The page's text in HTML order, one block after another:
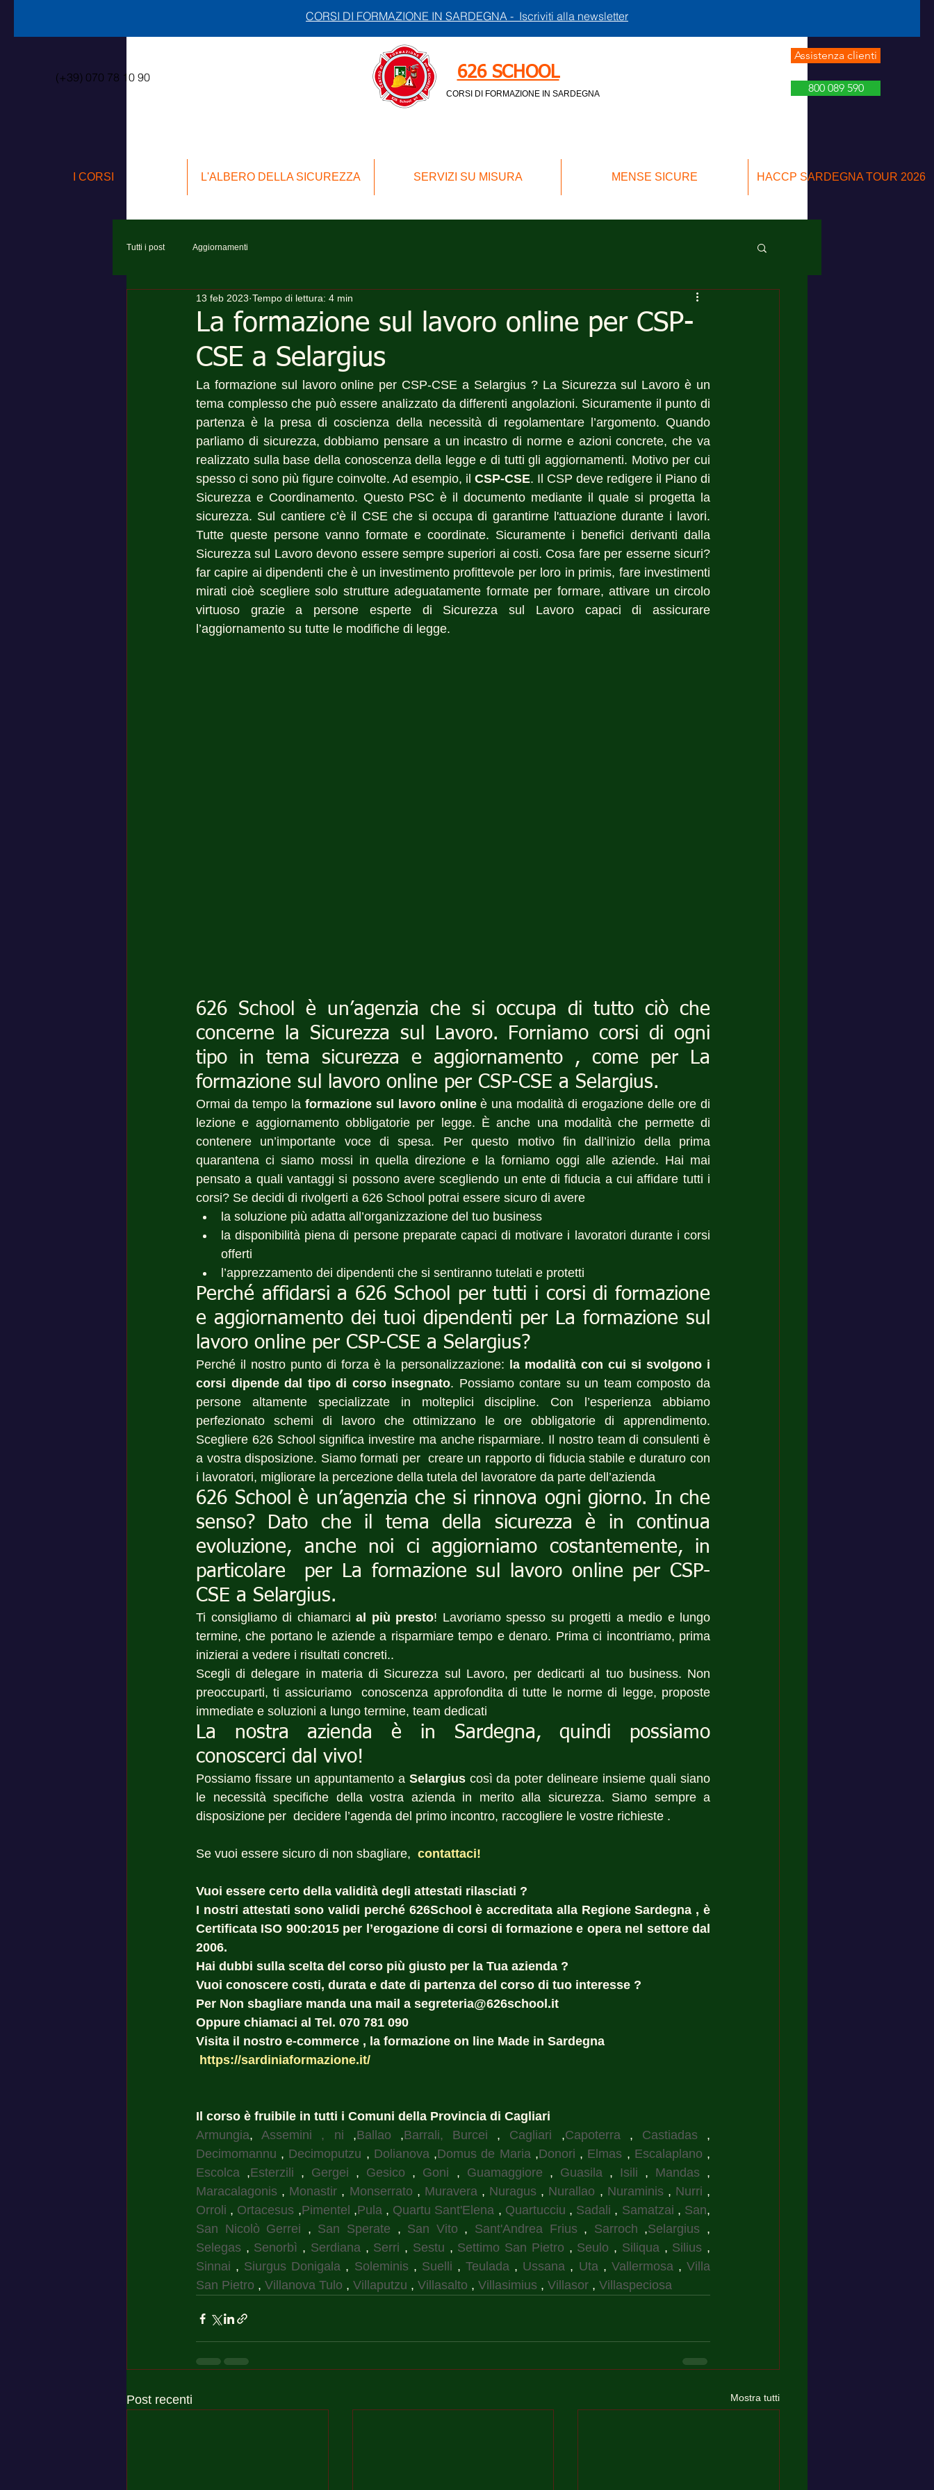
CORSI DI FORMAZIONE IN SARDEGNA - Iscriviti alla newsletter
(+39) 070 78 10 90 626 SCHOOL
CORSI DI FORMAZIONE IN SARDEGNA
Assistenza clienti
800 089 590
I CORSI L'ALBERO DELLA SICUREZZA SERVIZI SU MISURA MENSE SICURE HACCP SARDEGNA TOUR 2026
Tutti i post Aggiornamenti
La formazione sul lavoro online per CSP-
CSE a Selargius
13 feb 2023 Tempo di lettura: 4 min
La formazione sul lavoro online per CSP-CSE a Selargius ? La Sicurezza sul Lavoro è un
tema complesso che può essere analizzato da differenti angolazioni. Sicuramente il punto di
partenza è la presa di coscienza della necessità di regolamentare l’argomento. Quando
parliamo di sicurezza, dobbiamo pensare a un incastro di norme e azioni concrete, che va
realizzato sulla base della conoscenza della legge e di tutti gli aggiornamenti. Motivo per cui
spesso ci sono più figure coinvolte. Ad esempio, il CSP-CSE. Il CSP deve redigere il Piano di
Sicurezza e Coordinamento. Questo PSC è il documento mediante il quale si progetta la
sicurezza. Sul cantiere c’è il CSE che si occupa di garantirne l'attuazione durante i lavori.
Tutte queste persone vanno formate e coordinate. Sicuramente i benefici derivanti dalla
Sicurezza sul Lavoro devono essere sempre superiori ai costi. Cosa fare per esserne sicuri?
far capire ai dipendenti che è un investimento profittevole per loro in primis, fare investimenti
mirati cioè scegliere solo strutture adeguatamente formate per formare, attivare un circolo
virtuoso grazie a persone esperte di Sicurezza sul Lavoro capaci di assicurare
l’aggiornamento su tutte le modifiche di legge.
626 School è un’agenzia che si occupa di tutto ciò che
concerne la Sicurezza sul Lavoro. Forniamo corsi di ogni
tipo in tema sicurezza e aggiornamento , come per La
formazione sul lavoro online per CSP-CSE a Selargius.
Ormai da tempo la formazione sul lavoro online è una modalità di erogazione delle ore di
lezione e aggiornamento obbligatorie per legge. È anche una modalità che permette di
contenere un’importante voce di spesa. Per questo motivo fin dall’inizio della prima
quarantena ci siamo mossi in quella direzione e la forniamo oggi alle aziende. Hai mai
pensato a quali vantaggi si possono avere scegliendo un ente di fiducia a cui affidare tutti i
corsi? Se decidi di rivolgerti a 626 School potrai essere sicuro di avere
la soluzione più adatta all’organizzazione del tuo business
la disponibilità piena di persone preparate capaci di motivare i lavoratori durante i corsi
offerti
l’apprezzamento dei dipendenti che si sentiranno tutelati e protetti
Perché affidarsi a 626 School per tutti i corsi di formazione
e aggiornamento dei tuoi dipendenti per La formazione sul
lavoro online per CSP-CSE a Selargius?
Perché il nostro punto di forza è la personalizzazione:
la modalità con cui si svolgono i
corsi dipende dal tipo di corso insegnato. Possiamo contare su un team composto da
persone altamente specializzate in molteplici discipline. Con l’esperienza abbiamo
perfezionato schemi di lavoro che ottimizzano le ore obbligatorie di apprendimento.
Scegliere 626 School significa investire ma anche risparmiare. Il nostro team di consulenti è
a vostra disposizione. Siamo formati per  creare un rapporto di fiducia stabile e duraturo con
i lavoratori, migliorare la percezione della tutela del lavoratore da parte dell’azienda
626 School è un’agenzia che si rinnova ogni giorno. In che
senso? Dato che il tema della sicurezza è in continua
evoluzione, anche noi ci aggiorniamo costantemente, in
particolare  per La formazione sul lavoro online per CSP-
CSE a Selargius.
Ti consigliamo di chiamarci al più presto! Lavoriamo spesso su progetti a medio e lungo
termine, che portano le aziende a risparmiare tempo e denaro. Prima ci incontriamo, prima
inizierai a vedere i risultati concreti..
Scegli di delegare in materia di Sicurezza sul Lavoro, per dedicarti al tuo business. Non
preoccuparti, ti assicuriamo  conoscenza approfondita di tutte le norme di legge, proposte
immediate e soluzioni a lungo termine, team dedicati
La nostra azienda è in Sardegna, quindi possiamo
conoscerci dal vivo!
Possiamo fissare un appuntamento a Selargius così da poter delineare insieme quali siano
le necessità specifiche della vostra azienda in merito alla sicurezza. Siamo sempre a
disposizione per  decidere l’agenda del primo incontro, raccogliere le vostre richieste .
Se vuoi essere sicuro di non sbagliare, contattaci!
Vuoi essere certo della validità degli attestati rilasciati ?
I nostri attestati sono validi perché 626School è accreditata alla Regione Sardegna , è
Certificata ISO 900:2015 per l’erogazione di corsi di formazione e opera nel settore dal
2006.
Hai dubbi sulla scelta del corso più giusto per la Tua azienda ?
Vuoi conoscere costi, durata e date di partenza del corso di tuo interesse ?
Per Non sbagliare manda una mail a segreteria@626school.it
Oppure chiamaci al Tel. 070 781 090
Visita il nostro e-commerce , la formazione on line Made in Sardegna
https://sardiniaformazione.it/
Il corso è fruibile in tutti i Comuni della Provincia di Cagliari
Armungia, Assemini , ni ,Ballao ,Barrali, Burcei , Cagliari ,Capoterra , Castiadas
Decimomannu , Decimoputzu , Dolianova ,Domus de Maria ,Donori , Elmas , Escalaplano
Escolca ,Esterzili , Gergei , Gesico , Goni , Guamaggiore , Guasila , Isili , Mandas
Maracalagonis , Monastir , Monserrato , Muravera , Nuragus , Nurallao , Nuraminis , Nurri
Orroli , Ortacesus ,Pimentel ,Pula , Quartu Sant'Elena , Quartucciu , Sadali , Samatzai , San
San Nicolò Gerrei , San Sperate , San Vito , Sant'Andrea Frius , Sarroch ,Selargius
Selegas , Senorbì , Serdiana , Serri , Sestu , Settimo San Pietro , Seulo , Siliqua , Silius
Sinnai , Siurgus Donigala , Soleminis , Suelli , Teulada , Ussana , Uta , Vallermosa , Villa
San Pietro , Villanova Tulo , Villaputzu , Villasalto , Villasimius , Villasor , Villaspeciosa
Post recenti Mostra tutti